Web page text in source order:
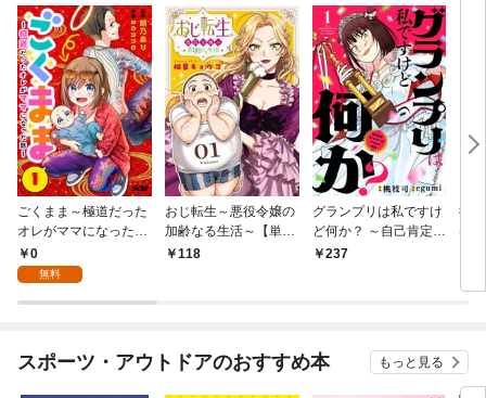
ごくまま～極道だった
オレがママになった話
～【単話】（１）
0
無料
おじ転生～悪役令嬢の
加齢なる生活～【単
話】（１）
118
グランプリは私ですけ
ど何か？ ～自己肯定モ
ンスターのミスコン無
237
後
は
スポーツ・アウトドアのおすすめ本 もっと見る